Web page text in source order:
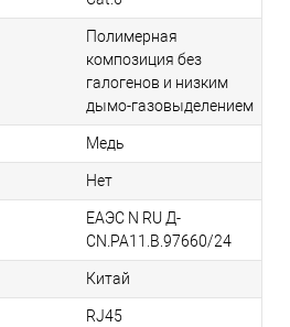
Полимерная
композиция без
галогенов и низким
дымо-газовыделением
Медь
Нет
ЕАЭС N RU Д-
CN.РА11.В.97660/24
Китай
RJ45